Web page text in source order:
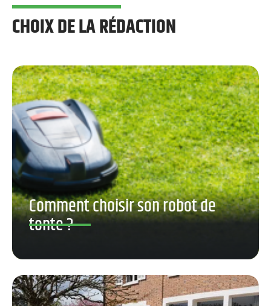
CHOIX DE LA RÉDACTION
Comment choisir son robot de
tonte ?